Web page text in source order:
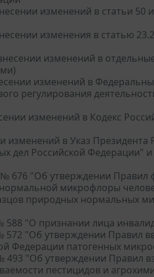
изменений в статьи 50 и
изменения в статью
изменений в
изменений в
регулирования
изменений в Кодекс
в Указ Президента
дел Российской Федерации"
№ 676 "Об утверждении
микрофлоры
природных нормальных
588 "О признании лица
572 "Об утверждении Правил
Федерации патогенных
493 "Об утверждении Правил
пестицидов и